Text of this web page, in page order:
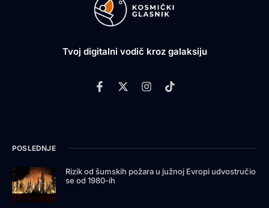
Tvoj digitalni vodič kroz galaksiju
POSLEDNJE
Rizik od šumskih požara u južnoj Evropi udvostručio
se od 1980-ih